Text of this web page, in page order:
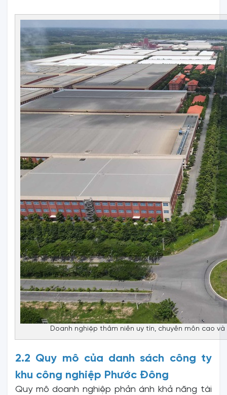
Doanh nghiệp thâm niên uy tín, chuyên môn cao
2.2 Quy mô của danh sách công ty
khu công nghiệp Phước Đông
Quy mô doanh nghiệp phản ánh khả năng tài